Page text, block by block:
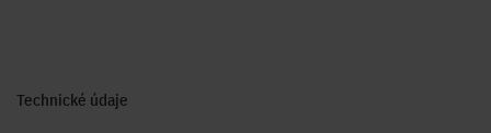
Technické údaje